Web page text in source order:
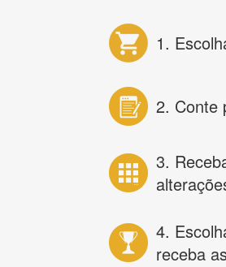
1.
2. Conte
3.
4.
receba